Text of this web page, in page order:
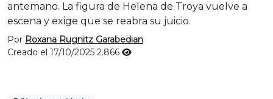
antemano. La figura de Helena de Troya vuelve a
escena y exige que se reabra su juicio.
Por Roxana Rugnitz Garabedian
Creado el 17/10/2025 2.866